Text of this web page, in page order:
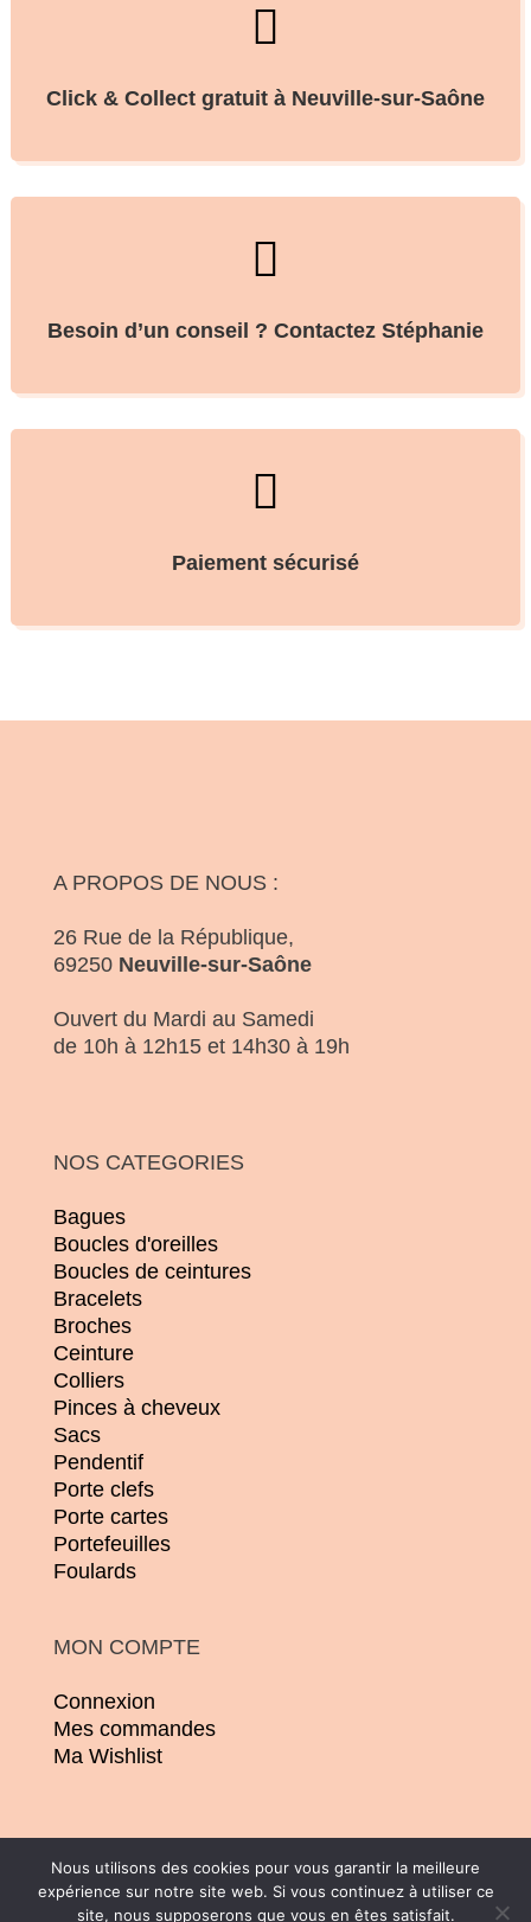

Click & Collect gratuit à Neuville-sur-Saône

Besoin d’un conseil ? Contactez Stéphanie

Paiement sécurisé
A PROPOS DE NOUS :
26 Rue de la République,
69250 Neuville-sur-Saône
Ouvert du Mardi au Samedi
de 10h à 12h15 et 14h30 à 19h
NOS CATEGORIES
Bagues
Boucles d'oreilles
Boucles de ceintures
Bracelets
Broches
Ceinture
Colliers
Pinces à cheveux
Sacs
Pendentif
Porte clefs
Porte cartes
Portefeuilles
Foulards
MON COMPTE
Connexion
Mes commandes
Ma Wishlist
© 2026 | Conception : Pommier Franck WD
Nous utilisons des cookies pour vous garantir la meilleure
expérience sur notre site web. Si vous continuez à utiliser ce
site, nous supposerons que vous en êtes satisfait.